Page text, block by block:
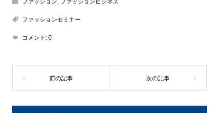
ファッションセミナー
コメント: 0